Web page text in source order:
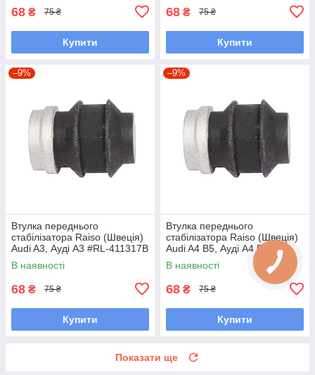
68 ₴ 75 ₴
Купити
68 ₴ 75 ₴
Купити
–9%
Втулка переднього
стабілізатора Raiso (Швеція)
Audi A3, Ауді А3 #RL-411317B
UAHPZIJ7
В наявності
68 ₴ 75 ₴
Купити
–9%
Втулка переднього
стабілізатора Raiso (Швеція)
Audi A4 B5, Ауді А4 Б5 #RL-
411317B UAKKOAX7
В наявності
68 ₴ 75 ₴
Купити
Показати ще